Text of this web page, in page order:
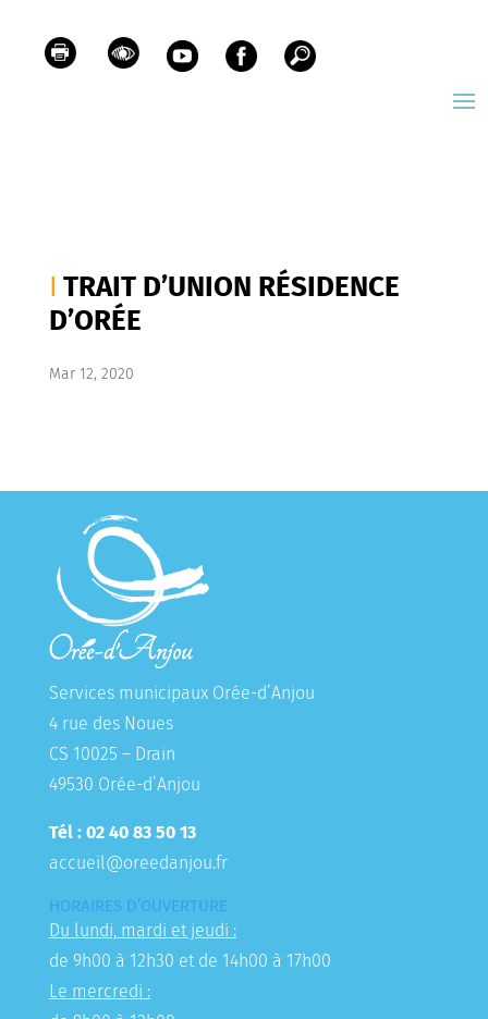
TRAIT D’UNION RÉSIDENCE
D’ORÉE
Mar 12, 2020
Services municipaux Orée-d’Anjou
4 rue des Noues
CS 10025 – Drain
49530 Orée-d’Anjou
Tél : 02 40 83 50 13
accueil@oreedanjou.fr
HORAIRES D’OUVERTURE
Du lundi, mardi et jeudi :
de 9h00 à 12h30 et de 14h00 à 17h00
Le mercredi :